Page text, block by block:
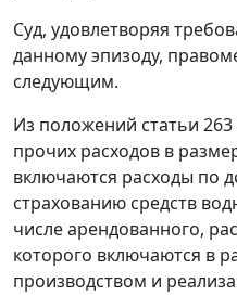
Суд, удовлетворяя
данному эпизоду,
следующим.
Из положений статьи 263
прочих расходов в
включаются расходы по
страхованию средств
числе арендованного,
которого включаются в
производством и